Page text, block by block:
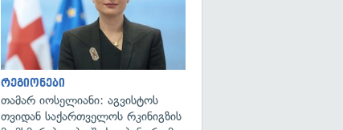
რეგიონები
თამარ იოსელიანი: აგვისტოს
თვიდან საქართველოს რკინიგზის